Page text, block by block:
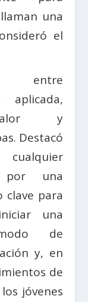
una
el
entre
aplicada,
y
Destacó
por una
clave para
una
de
y, en
de
jóvenes